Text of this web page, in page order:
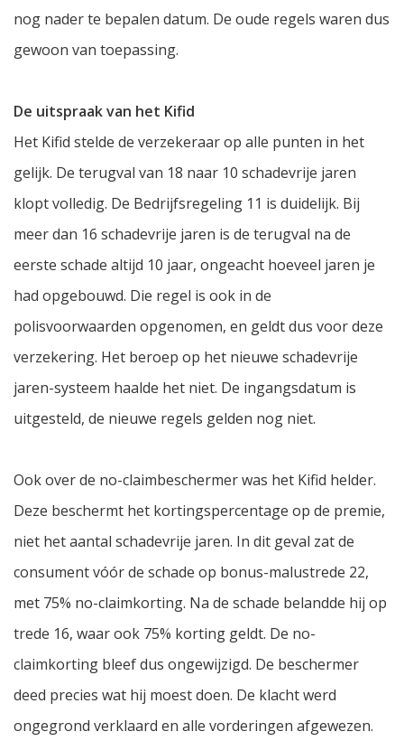
nog nader te bepalen datum. De oude regels waren dus
gewoon van toepassing.
De uitspraak van het Kifid
Het Kifid stelde de verzekeraar op alle punten in het
gelijk. De terugval van 18 naar 10 schadevrije jaren
klopt volledig. De Bedrijfsregeling 11 is duidelijk. Bij
meer dan 16 schadevrije jaren is de terugval na de
eerste schade altijd 10 jaar, ongeacht hoeveel jaren je
had opgebouwd. Die regel is ook in de
polisvoorwaarden opgenomen, en geldt dus voor deze
verzekering. Het beroep op het nieuwe schadevrije
jaren-systeem haalde het niet. De ingangsdatum is
uitgesteld, de nieuwe regels gelden nog niet.
Ook over de no-claimbeschermer was het Kifid helder.
Deze beschermt het kortingspercentage op de premie,
niet het aantal schadevrije jaren. In dit geval zat de
consument vóór de schade op bonus-malustrede 22,
met 75% no-claimkorting. Na de schade belandde hij op
trede 16, waar ook 75% korting geldt. De no-
claimkorting bleef dus ongewijzigd. De beschermer
deed precies wat hij moest doen. De klacht werd
ongegrond verklaard en alle vorderingen afgewezen.